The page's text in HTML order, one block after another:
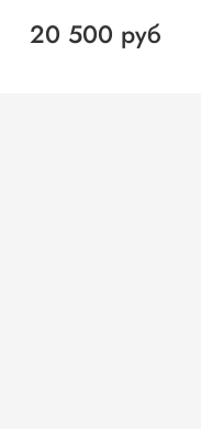
20 500 руб